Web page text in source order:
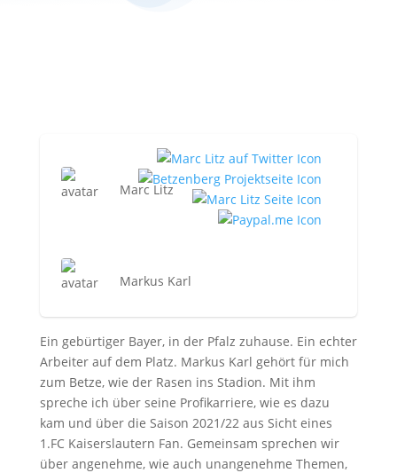
Marc Litz
Markus Karl
Ein gebürtiger Bayer, in der Pfalz zuhause. Ein echter
Arbeiter auf dem Platz. Markus Karl gehört für mich
zum Betze, wie der Rasen ins Stadion. Mit ihm
spreche ich über seine Profikarriere, wie es dazu
kam und über die Saison 2021/22 aus Sicht eines
1.FC Kaiserslautern Fan. Gemeinsam sprechen wir
über angenehme, wie auch unangenehme Themen,